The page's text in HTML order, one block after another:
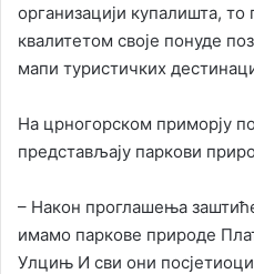
организацији купалишта, то
квалитетом своје понуде
мапи туристичких
На црногорском приморју
представљају паркови
– Након проглашења
имамо паркове природе
Улцињ И сви они посјетиоци